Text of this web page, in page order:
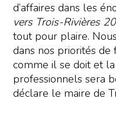
d’affaires dans les
vers Trois-Rivières
tout pour plaire.
dans nos priorités
comme il se doit et
professionnels sera
déclare le maire de